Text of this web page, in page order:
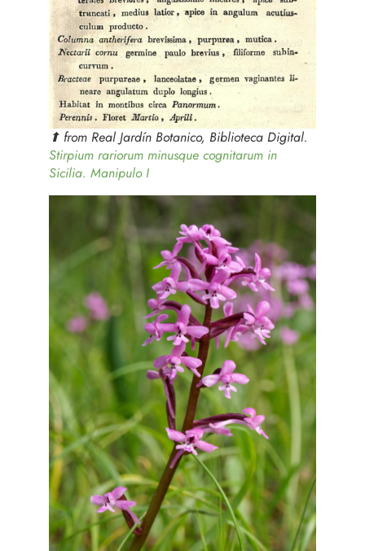
⬆︎ from Real Jardín Botanico, Biblioteca Digital.
Stirpium rariorum minusque cognitarum in
Sicilia. Manipulo I